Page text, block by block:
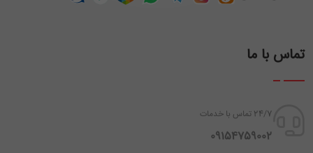
تماس با ما
24/7 تماس با خدمات
‪ 09154759002